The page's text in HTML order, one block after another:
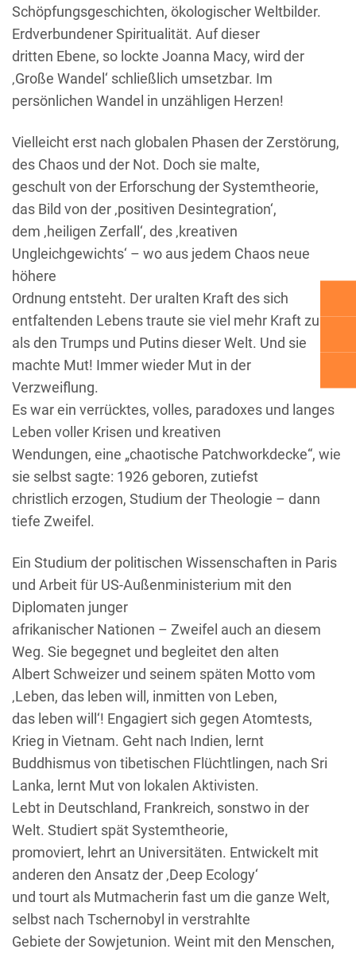
Schöpfungsgeschichten, ökologischer Weltbilder.
Erdverbundener Spiritualität. Auf dieser
dritten Ebene, so lockte Joanna Macy, wird der
‚Große Wandel‘ schließlich umsetzbar. Im
persönlichen Wandel in unzähligen Herzen!
Vielleicht erst nach globalen Phasen der Zerstörung,
des Chaos und der Not. Doch sie malte,
geschult von der Erforschung der Systemtheorie,
das Bild von der ‚positiven Desintegration‘,
dem ‚heiligen Zerfall‘, des ‚kreativen
Ungleichgewichts‘ – wo aus jedem Chaos neue
höhere
Ordnung entsteht. Der uralten Kraft des sich
entfaltenden Lebens traute sie viel mehr Kraft zu
als den Trumps und Putins dieser Welt. Und sie
machte Mut! Immer wieder Mut in der
Verzweiflung.
Es war ein verrücktes, volles, paradoxes und langes
Leben voller Krisen und kreativen
Wendungen, eine „chaotische Patchworkdecke“, wie
sie selbst sagte: 1926 geboren, zutiefst
christlich erzogen, Studium der Theologie – dann
tiefe Zweifel.
Ein Studium der politischen Wissenschaften in Paris
und Arbeit für US-Außenministerium mit den
Diplomaten junger
afrikanischer Nationen – Zweifel auch an diesem
Weg. Sie begegnet und begleitet den alten
Albert Schweizer und seinem späten Motto vom
‚Leben, das leben will, inmitten von Leben,
das leben will‘! Engagiert sich gegen Atomtests,
Krieg in Vietnam. Geht nach Indien, lernt
Buddhismus von tibetischen Flüchtlingen, nach Sri
Lanka, lernt Mut von lokalen Aktivisten.
Lebt in Deutschland, Frankreich, sonstwo in der
Welt. Studiert spät Systemtheorie,
promoviert, lehrt an Universitäten. Entwickelt mit
anderen den Ansatz der ‚Deep Ecology‘
und tourt als Mutmacherin fast um die ganze Welt,
selbst nach Tschernobyl in verstrahlte
Gebiete der Sowjetunion. Weint mit den Menschen,